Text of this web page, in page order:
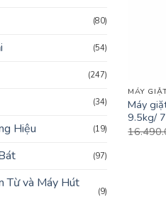
(80)
(54)
(247)
(34)
Hiệu (19)
(97)
Từ và Máy Hút
(9)
MÁY
Máy
9.5kg/